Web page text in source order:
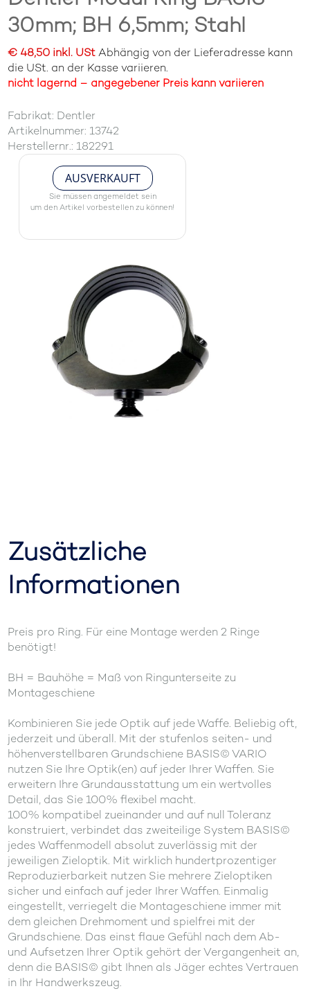
30mm; BH 6,5mm; Stahl
€ 48,50 inkl. UStAbhängig von der Lieferadresse kann
die USt. an der Kasse variieren.
nicht lagernd – angegebener Preis kann variieren
Fabrikat: Dentler
Artikelnummer: 13742
Herstellernr.: 182291
AUSVERKAUFT
Sie müssen angemeldet sein
um den Artikel vorbestellen zu können!
Zusätzliche
Informationen
Preis pro Ring. Für eine Montage werden 2 Ringe
benötigt!
BH = Bauhöhe = Maß von Ringunterseite zu
Montageschiene
Kombinieren Sie jede Optik auf jede Waffe. Beliebig oft,
jederzeit und überall. Mit der stufenlos seiten- und
höhenverstellbaren Grundschiene BASIS© VARIO
nutzen Sie Ihre Optik(en) auf jeder Ihrer Waffen. Sie
erweitern Ihre Grundausstattung um ein wertvolles
Detail, das Sie 100% flexibel macht.
100% kompatibel zueinander und auf null Toleranz
konstruiert, verbindet das zweiteilige System BASIS©
jedes Waffenmodell absolut zuverlässig mit der
jeweiligen Zieloptik. Mit wirklich hundertprozentiger
Reproduzierbarkeit nutzen Sie mehrere Zieloptiken
sicher und einfach auf jeder Ihrer Waffen. Einmalig
eingestellt, verriegelt die Montageschiene immer mit
dem gleichen Drehmoment und spielfrei mit der
Grundschiene. Das einst flaue Gefühl nach dem Ab-
und Aufsetzen Ihrer Optik gehört der Vergangenheit an,
denn die BASIS© gibt Ihnen als Jäger echtes Vertrauen
in Ihr Handwerkszeug.